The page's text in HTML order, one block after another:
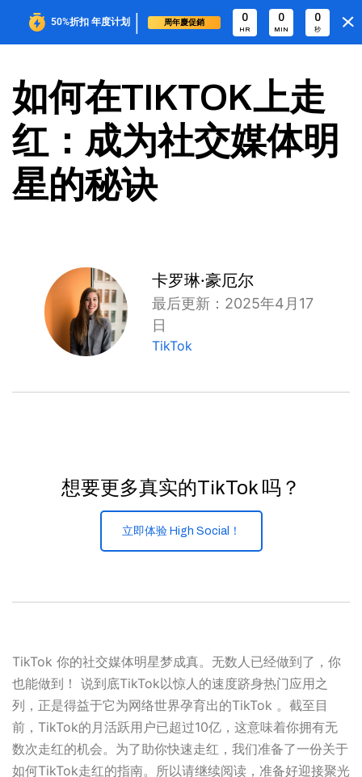
50%折扣 年度计划 | 周年慶促銷 0
HR
0
MIN
0
秒
如何在TIKTOK上走
红：成为社交媒体明
星的秘诀
卡罗琳·豪厄尔
最后更新：2025年4月17
日
TikTok
想要更多真实的TikTok 吗？
立即体验 High Social！
TikTok 你的社交媒体明星梦成真。无数人已经做到了，你
也能做到！ 说到底TikTok以惊人的速度跻身热门应用之
列，正是得益于它为网络世界孕育出的TikTok 。截至目
前，TikTok的月活跃用户已超过10亿，这意味着你拥有无
数次走红的机会。为了助你快速走红，我们准备了一份关于
如何TikTok走红的指南。所以请继续阅读，准备好迎接聚光